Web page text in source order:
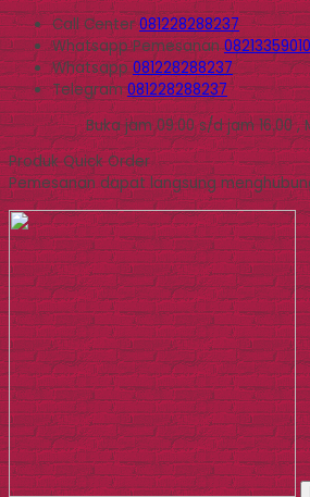
Call Center081228288237
WhatsappPemesanan
Whatsapp081228288237
Telegram081228288237
Buka jam 09.00 s/d jam 16.00
Produk Quick Order
Pemesanan dapat langsung